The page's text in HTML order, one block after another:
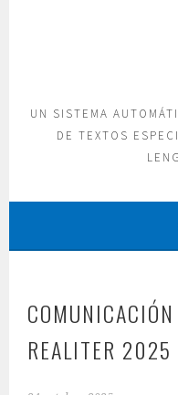
UN SISTEMA
DE TEXTOS
REALITER 2025